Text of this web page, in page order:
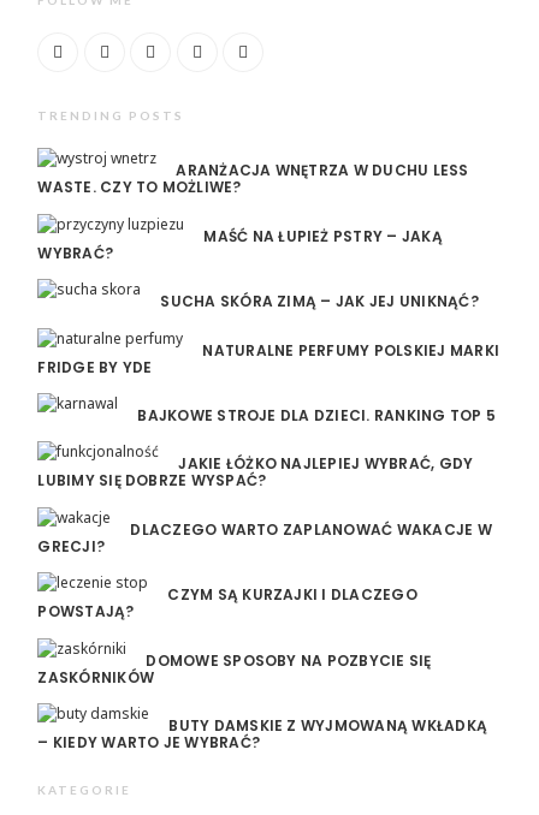
TRENDING POSTS
ARANŻACJA WNĘTRZA W DUCHU LESS
WASTE. CZY TO MOŻLIWE?
MAŚĆ NA ŁUPIEŻ PSTRY – JAKĄ
WYBRAĆ?
SUCHA SKÓRA ZIMĄ – JAK JEJ UNIKNĄĆ?
NATURALNE PERFUMY POLSKIEJ MARKI
FRIDGE BY YDE
BAJKOWE STROJE DLA DZIECI. RANKING TOP 5
JAKIE ŁÓŻKO NAJLEPIEJ WYBRAĆ, GDY
LUBIMY SIĘ DOBRZE WYSPAĆ?
DLACZEGO WARTO ZAPLANOWAĆ WAKACJE W
GRECJI?
CZYM SĄ KURZAJKI I DLACZEGO
POWSTAJĄ?
DOMOWE SPOSOBY NA POZBYCIE SIĘ
ZASKÓRNIKÓW
BUTY DAMSKIE Z WYJMOWANĄ WKŁADKĄ
– KIEDY WARTO JE WYBRAĆ?
KATEGORIE